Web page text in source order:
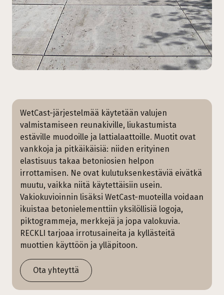
WetCast-järjestelmää käytetään valujen
valmistamiseen reunakiville, liukastumista
estäville muodoille ja lattialaattoille. Muotit ovat
vankkoja ja pitkäikäisiä: niiden erityinen
elastisuus takaa betoniosien helpon
irrottamisen. Ne ovat kulutuksenkestäviä eivätkä
muutu, vaikka niitä käytettäisiin usein.
Vakiokuvioinnin lisäksi WetCast-muoteilla voidaan
ikuistaa betonielementtiin yksilöllisiä logoja,
piktogrammeja, merkkejä ja jopa valokuvia.
RECKLI tarjoaa irrotusaineita ja kyllästeitä
muottien käyttöön ja ylläpitoon.
Ota yhteyttä